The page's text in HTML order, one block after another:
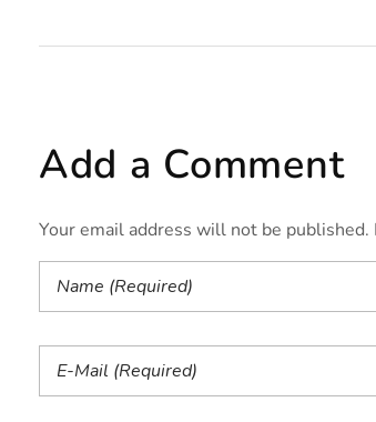
Add a Comment
Your email address will not be